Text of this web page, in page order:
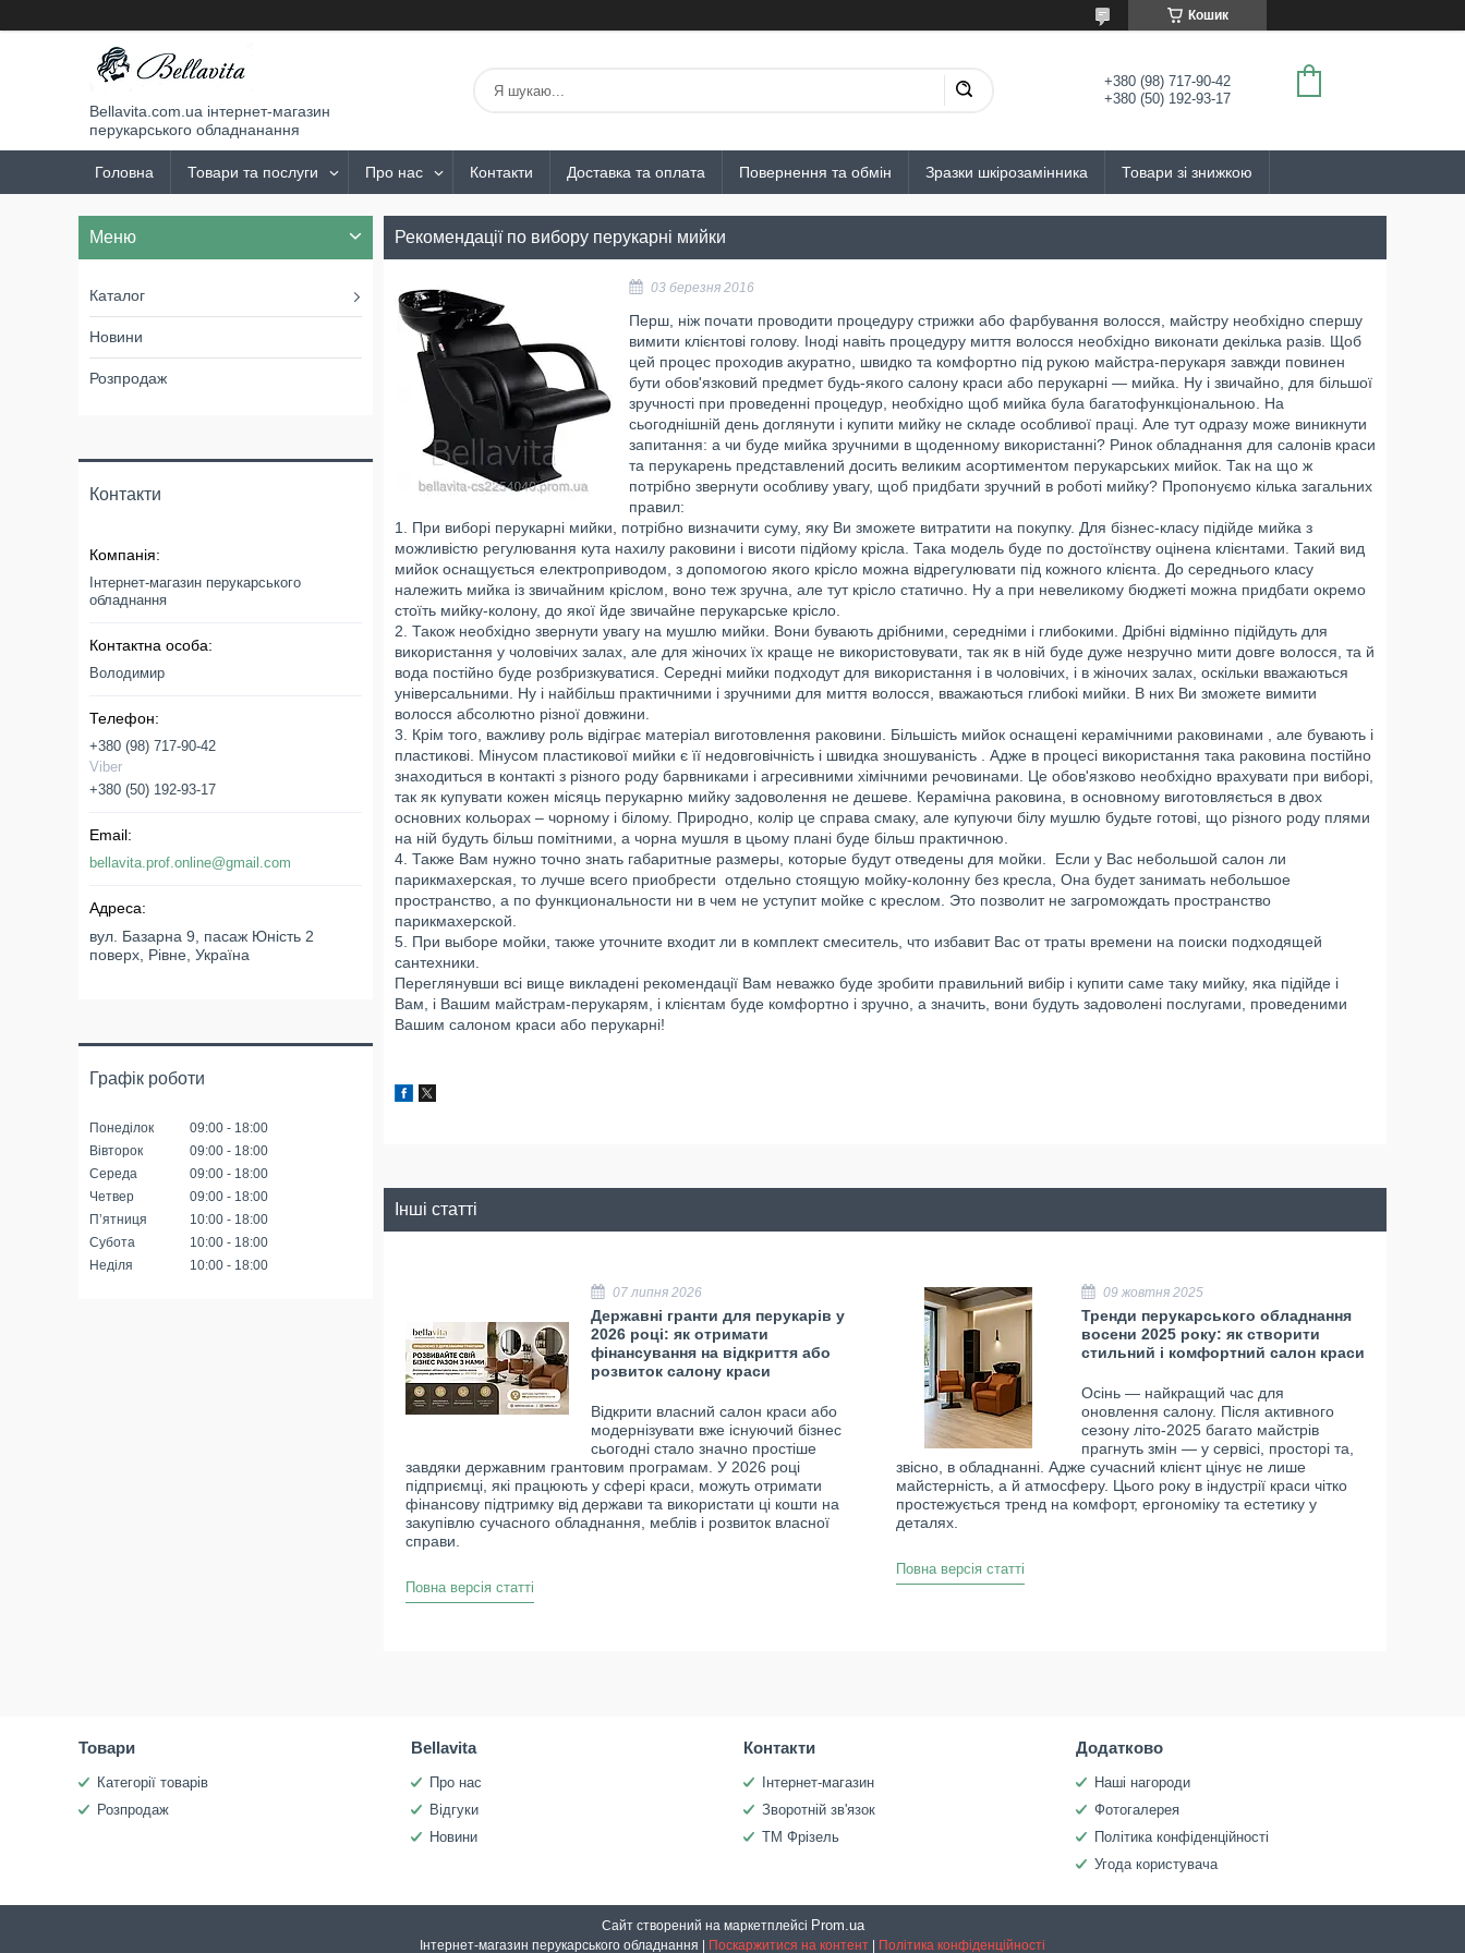
Кошик
Bellavita.com.ua інтернет-магазин
перукарського обладнанання
+380 (98) 717-90-42
+380 (50) 192-93-17
Головна Товари та послуги Про нас Контакти Доставка та оплата Повернення та обмін Зразки шкірозамінника Товари зі знижкою
Рекомендації по вибору перукарні мийки
03 березня 2016
Перш, ніж почати проводити процедуру стрижки або фарбування волосся, майстру необхідно спершу
вимити клієнтові голову. Іноді навіть процедуру миття волосся необхідно виконати декілька разів. Щоб
цей процес проходив акуратно, швидко та комфортно під рукою майстра-перукаря завжди повинен
бути обов'язковий предмет будь-якого салону краси або перукарні — мийка. Ну і звичайно, для більшої
зручності при проведенні процедур, необхідно щоб мийка була багатофункціональною. На
сьогоднішній день доглянути і купити мийку не складе особливої праці. Але тут одразу може виникнути
запитання: а чи буде мийка зручними в щоденному використанні? Ринок обладнання для салонів краси
та перукарень представлений досить великим асортиментом перукарських мийок. Так на що ж
потрібно звернути особливу увагу, щоб придбати зручний в роботі мийку? Пропонуємо кілька загальних
правил:
1. При виборі перукарні мийки, потрібно визначити суму, яку Ви зможете витратити на покупку. Для бізнес-класу підійде мийка з
можливістю регулювання кута нахилу раковини і висоти підйому крісла. Така модель буде по достоїнству оцінена клієнтами. Такий вид
мийок оснащується електроприводом, з допомогою якого крісло можна відрегулювати під кожного клієнта. До середнього класу
належить мийка із звичайним кріслом, воно теж зручна, але тут крісло статично. Ну а при невеликому бюджеті можна придбати окремо
стоїть мийку-колону, до якої йде звичайне перукарське крісло.
2. Також необхідно звернути увагу на мушлю мийки. Вони бувають дрібними, середніми і глибокими. Дрібні відмінно підійдуть для
використання у чоловічих залах, але для жіночих їх краще не використовувати, так як в ній буде дуже незручно мити довге волосся, та й
вода постійно буде розбризкуватися. Середні мийки подходут для використання і в чоловічих, і в жіночих залах, оскільки вважаються
універсальними. Ну і найбільш практичними і зручними для миття волосся, вважаються глибокі мийки. В них Ви зможете вимити
волосся абсолютно різної довжини.
3. Крім того, важливу роль відіграє матеріал виготовлення раковини. Більшість мийок оснащені керамічними раковинами , але бувають і
пластикові. Мінусом пластикової мийки є її недовговічність і швидка зношуваність . Адже в процесі використання така раковина постійно
знаходиться в контакті з різного роду барвниками і агресивними хімічними речовинами. Це обов'язково необхідно врахувати при виборі,
так як купувати кожен місяць перукарню мийку задоволення не дешеве. Керамічна раковина, в основному виготовляється в двох
основних кольорах – чорному і білому. Природно, колір це справа смаку, але купуючи білу мушлю будьте готові, що різного роду плями
на ній будуть більш помітними, а чорна мушля в цьому плані буде більш практичною.
4. Также Вам нужно точно знать габаритные размеры, которые будут отведены для мойки. Если у Вас небольшой салон ли
парикмахерская, то лучше всего приобрести отдельно стоящую мойку-колонну без кресла, Она будет занимать небольшое
пространство, а по функциональности ни в чем не уступит мойке с креслом. Это позволит не загромождать пространство
парикмахерской.
5. При выборе мойки, также уточните входит ли в комплект смеситель, что избавит Вас от траты времени на поиски подходящей
сантехники.
Переглянувши всі вище викладені рекомендації Вам неважко буде зробити правильний вибір і купити саме таку мийку, яка підійде і
Вам, і Вашим майстрам-перукарям, і клієнтам буде комфортно і зручно, а значить, вони будуть задоволені послугами, проведеними
Вашим салоном краси або перукарні!
Інші статті
07 липня 2026
Державні гранти для перукарів у
2026 році: як отримати
фінансування на відкриття або
розвиток салону краси
Відкрити власний салон краси або
модернізувати вже існуючий бізнес
сьогодні стало значно простіше
завдяки державним грантовим програмам. У 2026 році
підприємці, які працюють у сфері краси, можуть отримати
фінансову підтримку від держави та використати ці кошти на
закупівлю сучасного обладнання, меблів і розвиток власної
справи.
Повна версія статті
09 жовтня 2025
Тренди перукарського обладнання
восени 2025 року: як створити
стильний і комфортний салон краси
Осінь — найкращий час для
оновлення салону. Після активного
сезону літо-2025 багато майстрів
прагнуть змін — у сервісі, просторі та,
звісно, в обладнанні. Адже сучасний клієнт цінує не лише
майстерність, а й атмосферу. Цього року в індустрії краси чітко
простежується тренд на комфорт, ергономіку та естетику у
деталях.
Повна версія статті
Каталог
Новини
Розпродаж
Контакти
Інтернет-магазин перукарського
обладнання
Володимир
+380 (98) 717-90-42
Viber
+380 (50) 192-93-17
bellavita.prof.online@gmail.com
вул. Базарна 9, пасаж Юність 2
поверх, Рівне, Україна
Графік роботи
Понеділок 09:00
18:00
Вівторок
09:00
18:00
Середа
09:00
18:00
Четвер
09:00
18:00
Пʼятниця
10:00
18:00
Субота
10:00
18:00
Неділя
10:00 18:00
Товари
Категорії товарів
Розпродаж
Bellavita
Про нас
Відгуки
Новини
Контакти
Інтернет-магазин
Зворотній зв'язок
ТМ Фрізель
Додатково
Наші нагороди
Фотогалерея
Політика конфіденційності
Угода користувача
Сайт створений на маркетплейсі Prom.ua
Поскаржитися на контент Політика конфіденційності